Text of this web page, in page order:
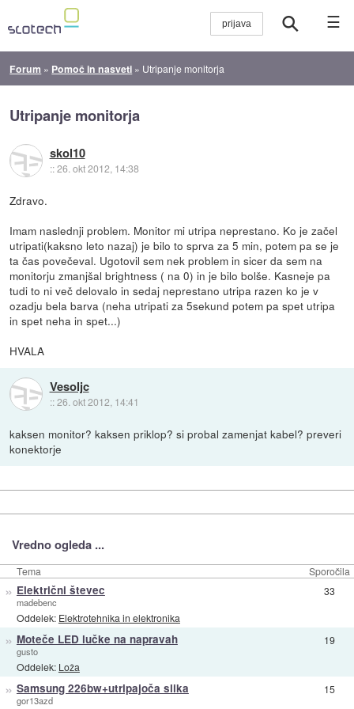
☰
Forum » Pomoč in nasveti » Utripanje monitorja
Utripanje monitorja
skol10
::26. okt 2012, 14:38
Zdravo.
Imam naslednji problem. Monitor mi utripa neprestano. Ko je začel
utripati(kaksno leto nazaj) je bilo to sprva za 5 min, potem pa se je
ta čas povečeval. Ugotovil sem nek problem in sicer da sem na
monitorju zmanjšal brightness ( na 0) in je bilo bolše. Kasneje pa
tudi to ni več delovalo in sedaj neprestano utripa razen ko je v
ozadju bela barva (neha utripati za 5sekund potem pa spet utripa
in spet neha in spet...)
HVALA
Vesoljc
::26. okt 2012, 14:41
kaksen monitor? kaksen priklop? si probal zamenjat kabel? preveri
konektorje
Vredno ogleda ...
Tema Sporočila
» Električni števec
madebenc
Oddelek: Elektrotehnika in elektronika
33
» Moteče LED lučke na napravah
gusto
Oddelek: Loža
19
» Samsung 226bw+utripajoča slika
gor13azd
15